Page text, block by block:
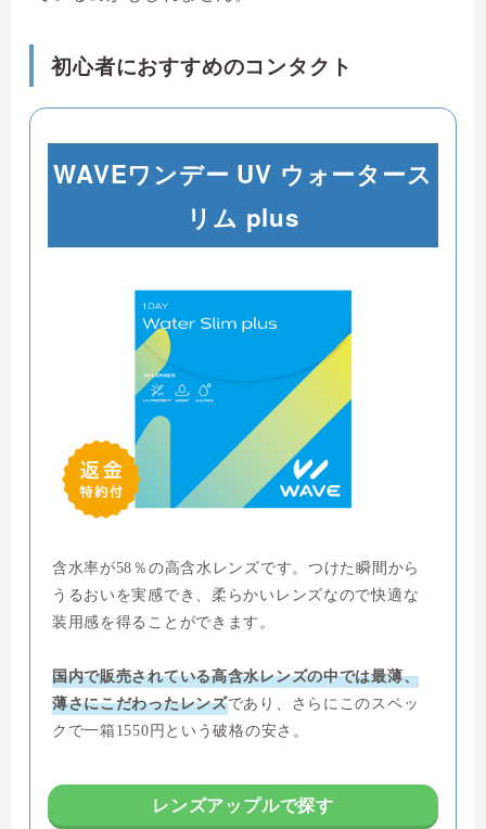
初心者におすすめのコンタクト
WAVEワンデー UV ウォータース
リム plus
含水率が58％の高含水レンズです。つけた瞬間から
うるおいを実感でき、柔らかいレンズなので快適な
装用感を得ることができます。
国内で販売されている高含水レンズの中では最薄、
薄さにこだわったレンズであり、さらにこのスペッ
クで一箱1550円という破格の安さ。
レンズアップルで探す